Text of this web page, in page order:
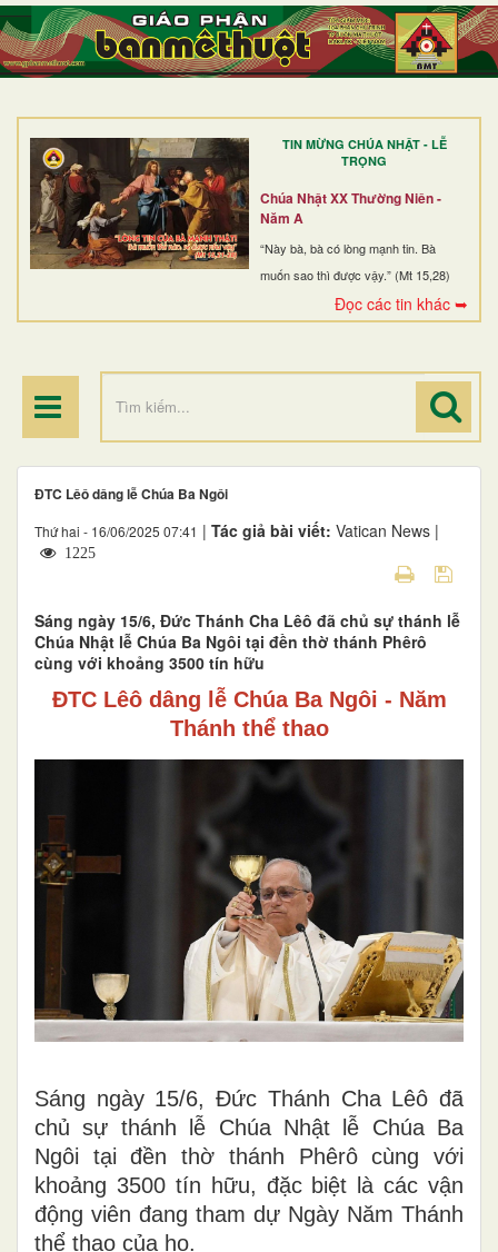
TIN MỪNG CHÚA NHẬT - LỄ
TRỌNG
Chúa Nhật XX Thường Niên -
Năm A
“Này bà, bà có lòng mạnh tin. Bà
muốn sao thì được vậy.” (Mt 15,28)
Đọc các tin khác ➥
TRANG NHẤT
GIỚI THIỆU
DÒNG TU
BAN MỤC VỤ
ĐOÀN THỂ CG
ĐIỂM HÀNH HƯƠNG
ĐTC Lêô dâng lễ Chúa Ba Ngôi
Thứ hai - 16/06/2025 07:41 | Tác giả bài viết: Vatican News |
1225
Sáng ngày 15/6, Đức Thánh Cha Lêô đã chủ sự thánh lễ
Chúa Nhật lễ Chúa Ba Ngôi tại đền thờ thánh Phêrô
cùng với khoảng 3500 tín hữu
ĐTC Lêô dâng lễ Chúa Ba Ngôi - Năm
Thánh thể thao
Sáng ngày 15/6, Đức Thánh Cha Lêô đã
chủ sự thánh lễ Chúa Nhật lễ Chúa Ba
Ngôi tại đền thờ thánh Phêrô cùng với
khoảng 3500 tín hữu, đặc biệt là các vận
động viên đang tham dự Ngày Năm Thánh
thể thao của họ.